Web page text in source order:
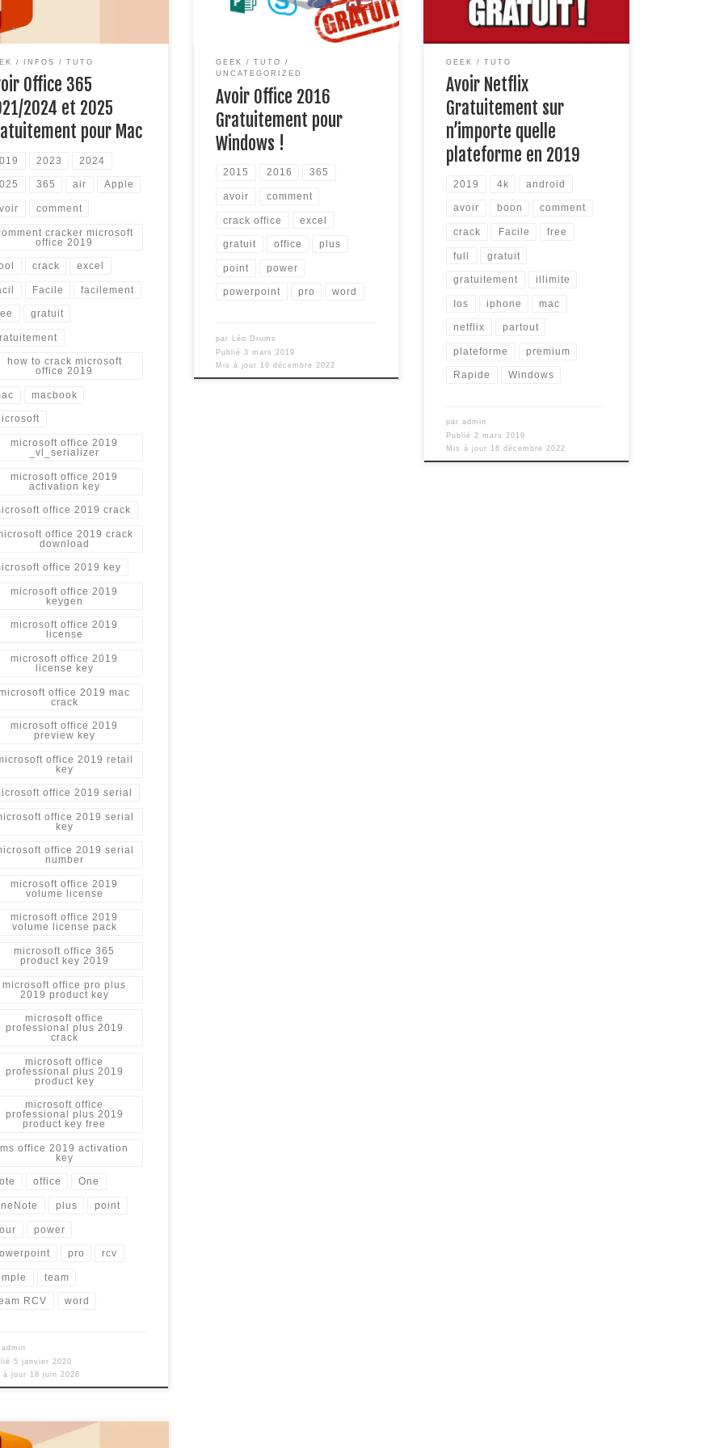
dans cet article !
Windows, cliquez ici Si
2016 (obsolète), cliquez
INFOS TUTO
Office 365
2024 et 2025
pour Mac
2023 2024
365 air Apple
comment
cracker microsoft
office 2019
crack excel
Facile facilement
gratuit
how to crack microsoft
office 2019
macbook
microsoft office 2019
_vl_serializer
microsoft office 2019
activation key
office 2019 crack
office 2019 crack
download
office 2019 key
microsoft office 2019
keygen
microsoft office 2019
license
microsoft office 2019
license key
office 2019 mac
crack
microsoft office 2019
preview key
office 2019 retail
key
office 2019 serial
office 2019 serial
key
office 2019 serial
number
microsoft office 2019
volume license
microsoft office 2019
volume license pack
microsoft office 365
product key 2019
microsoft office pro plus
2019 product key
microsoft office
professional plus 2019
crack
microsoft office
professional plus 2019
product key
microsoft office
professional plus 2019
product key free
ms office 2019 activation
key
office One
plus point
power
pro rcv
team
RCV word
admin
5 janvier 2020
à jour 18 juin 2026
d’Office gratuitement ? C’est à dire
Word, Powerpoint, Excel , Outlook
… en version pro 2016 !!! Grâce à
GEEK
TUTO
UNCATEGORIZED
Avoir Office 2016
Gratuitement pour
Windows !
2015 2016 365
avoir comment
crack office excel
gratuit office plus
point power
powerpoint pro word
par Léo Drums
Publié3 mars 2019
Mis à jour 16 décembre 2022
à notre crack simple et rapide à
appliquer! Étape 1: Récupérez
l’application Boon (gratuite sur
Play store et l’App Store). (pour
passer […]
GEEK TUTO
Avoir Netflix
Gratuitement sur
n’importe quelle
plateforme en 2019
2019 4k android
avoir boon comment
crack Facile free
full gratuit
gratuitement illimite
Ios iphone mac
netflix partout
plateforme premium
Rapide Windows
paradmin
Publié 2 mars 2019
Mis à jour 16 décembre 2022
avons simplifier au maximum